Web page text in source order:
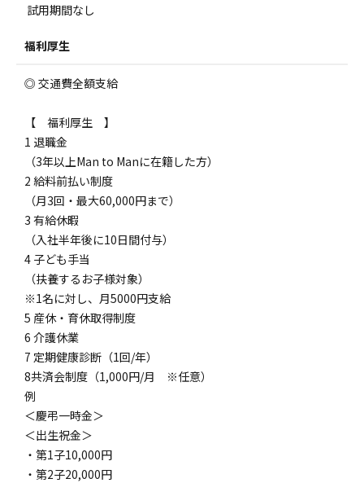
試用期間なし
福利厚生
◎ 交通費全額支給
【 福利厚生 】
1 退職金
（3年以上Man to Manに在籍した方）
2 給料前払い制度
（月3回・最大60,000円まで）
3 有給休暇
（入社半年後に10日間付与）
4 子ども手当
（扶養するお子様対象）
※1名に対し、月5000円支給
5 産休・育休取得制度
6 介護休業
7 定期健康診断（1回/年）
8共済会制度（1,000円/月 ※任意）
例
＜慶弔一時金＞
＜出生祝金＞
・第1子10,000円
・第2子20,000円